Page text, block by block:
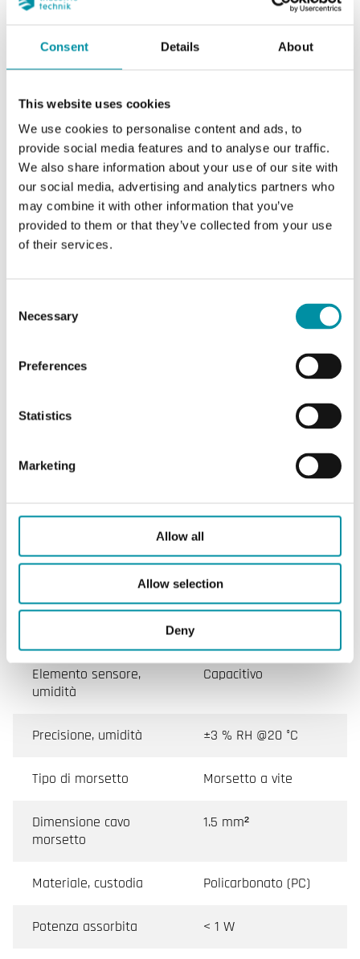
Consent Details About
This website uses cookies
We use cookies to personalise content and ads, to
provide social media features and to analyse our traffic.
We also share information about your use of our site with
our social media, advertising and analytics partners who
may combine it with other information that you’ve
provided to them or that they’ve collected from your use
of their services.
Selection
Necessary
Preferences
Statistics
Marketing
Allow all
Allow selection
Deny
Alimentazione
Classe apparecchio
Grado di protezione IP65
Umidità ambiente
(senza condensa)
10…95 % RH
Temperatura di
Dimensioni esterne
Diametro del tubo 12 mm
Intervallo di misura,
0…100 % RH
Elemento sensore,
umidità
Capacitivo
Precisione, umidità ±3 % RH @20 °C
Tipo di morsetto Morsetto a vite
Dimensione cavo
morsetto
1.5 mm²
Materiale, custodia Policarbonato (PC)
Potenza assorbita < 1 W